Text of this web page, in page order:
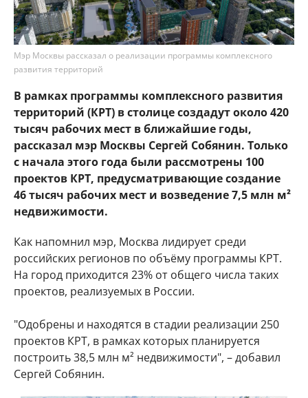
Мэр Москвы рассказал о реализации программы комплексного
развития территорий
В рамках программы комплексного развития
территорий (КРТ) в столице создадут около 420
тысяч рабочих мест в ближайшие годы,
рассказал мэр Москвы Сергей Собянин. Только
с начала этого года были рассмотрены 100
проектов КРТ, предусматривающие создание
46 тысяч рабочих мест и возведение 7,5 млн м²
недвижимости.
Как напомнил мэр, Москва лидирует среди
российских регионов по объёму программы КРТ.
На город приходится 23% от общего числа таких
проектов, реализуемых в России.
"Одобрены и находятся в стадии реализации 250
проектов КРТ, в рамках которых планируется
построить 38,5 млн м² недвижимости", – добавил
Сергей Собянин.